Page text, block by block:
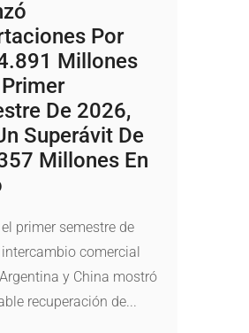
Por
Millones
De 2026,
Superávit De
Millones En
primer semestre de
intercambio comercial
y China mostró
recuperación de...